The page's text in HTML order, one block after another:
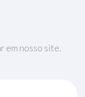
em nosso site.